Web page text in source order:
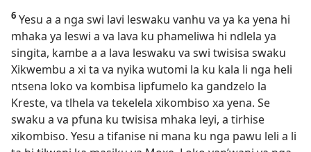
6 Yesu a a nga swi lavi leswaku vanhu va ya ka yena hi
mhaka ya leswi a va lava ku phameliwa hi ndlela ya
singita, kambe a a lava leswaku va swi twisisa swaku
Xikwembu a xi ta va nyika wutomi la ku kala li nga heli
ntsena loko va kombisa lipfumelo ka gandzelo la
Kreste, va tlhela va tekelela xikombiso xa yena. Se
swaku a va pfuna ku twisisa mhaka leyi, a tirhise
xikombiso. Yesu a tifanise ni mana ku nga pawu leli a li